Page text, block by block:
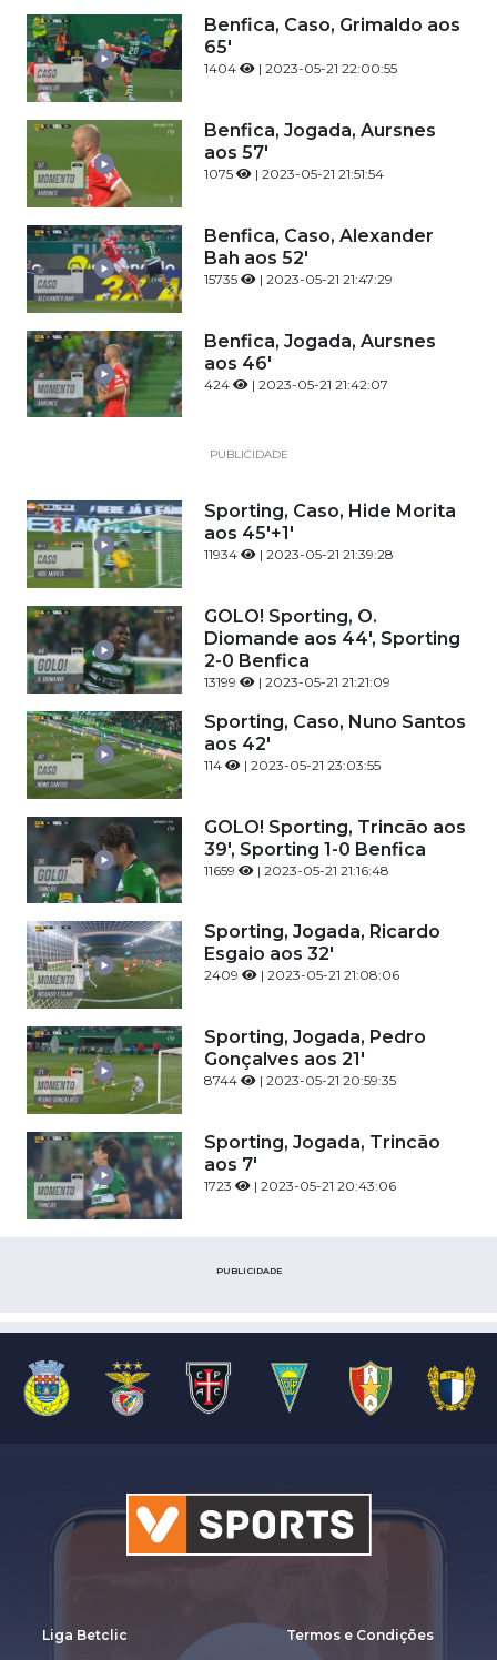
Benfica, Caso, Grimaldo aos
65'
1404 | 2023-05-21 22:00:55
Benfica, Jogada, Aursnes
aos 57'
1075 | 2023-05-21 21:51:54
Benfica, Caso, Alexander
Bah aos 52'
15735 | 2023-05-21 21:47:29
Benfica, Jogada, Aursnes
aos 46'
424 | 2023-05-21 21:42:07
PUBLICIDADE
Sporting, Caso, Hide Morita
aos 45'+1'
11934 | 2023-05-21 21:39:28
GOLO! Sporting, O.
Diomande aos 44', Sporting
2-0 Benfica
13199 | 2023-05-21 21:21:09
Sporting, Caso, Nuno Santos
aos 42'
114 | 2023-05-21 23:03:55
GOLO! Sporting, Trincão aos
39', Sporting 1-0 Benfica
11659 | 2023-05-21 21:16:48
Sporting, Jogada, Ricardo
Esgaio aos 32'
2409 | 2023-05-21 21:08:06
Sporting, Jogada, Pedro
Gonçalves aos 21'
8744 | 2023-05-21 20:59:35
Sporting, Jogada, Trincão
aos 7'
1723 | 2023-05-21 20:43:06
PUBLICIDADE
Liga Betclic
Termos e Condições